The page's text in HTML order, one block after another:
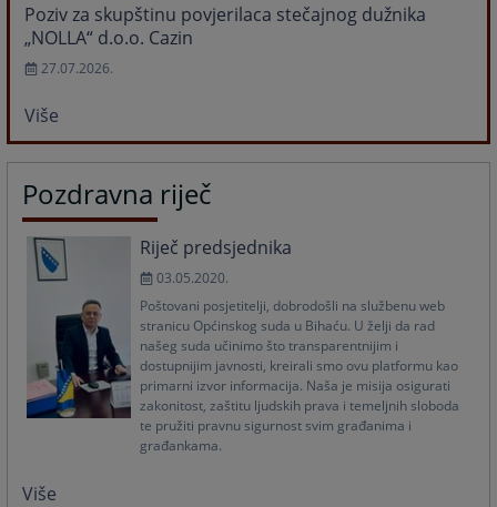
Poziv za skupštinu povjerilaca stečajnog dužnika
„NOLLA“ d.o.o. Cazin
27.07.2026.
Više
Pozdravna riječ
Riječ predsjednika
03.05.2020.
Poštovani posjetitelji, dobrodošli na službenu web
stranicu Općinskog suda u Bihaću. U želji da rad
našeg suda učinimo što transparentnijim i
dostupnijim javnosti, kreirali smo ovu platformu kao
primarni izvor informacija. Naša je misija osigurati
zakonitost, zaštitu ljudskih prava i temeljnih sloboda
te pružiti pravnu sigurnost svim građanima i
građankama.
Više